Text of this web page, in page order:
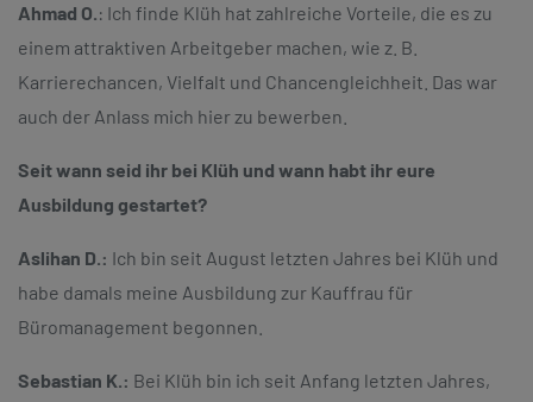
Ahmad O.: Ich finde Klüh hat zahlreiche Vorteile, die es zu
einem attraktiven Arbeitgeber machen, wie z. B.
Karrierechancen, Vielfalt und Chancengleichheit. Das war
auch der Anlass mich hier zu bewerben.
Seit wann seid ihr bei Klüh und wann habt ihr eure
Ausbildung gestartet?
Aslihan D.: Ich bin seit August letzten Jahres bei Klüh und
habe damals meine Ausbildung zur Kauffrau für
Büromanagement begonnen.
Sebastian K.: Bei Klüh bin ich seit Anfang letzten Jahres,